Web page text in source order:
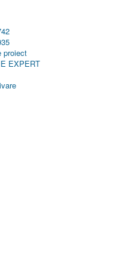
proiect
EXPERT